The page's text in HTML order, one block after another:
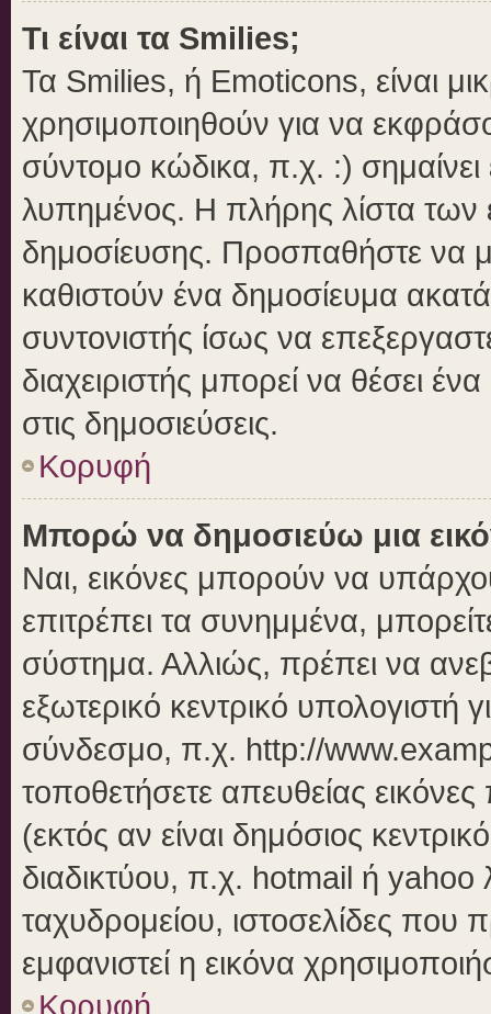
Τι είναι τα Smilies;
Τα Smilies, ή Emoticons, είναι
χρησιμοποιηθούν για να
σύντομο κώδικα, π.χ. :)
λυπημένος. Η πλήρης λίστα των
δημοσίευσης. Προσπαθήστε να
καθιστούν ένα δημοσίευμα
συντονιστής ίσως να
διαχειριστής μπορεί να θέσει
στις δημοσιεύσεις.
Κορυφή
Μπορώ να δημοσιεύω μια
Ναι, εικόνες μπορούν να
επιτρέπει τα συνημμένα,
σύστημα. Αλλιώς, πρέπει να
εξωτερικό κεντρικό υπολογιστή
σύνδεσμο, π.χ. http://
τοποθετήσετε απευθείας
(εκτός αν είναι δημόσιος
διαδικτύου, π.χ. hotmail ή yahoo
ταχυδρομείου, ιστοσελίδες που
εμφανιστεί η εικόνα
Κορυφή